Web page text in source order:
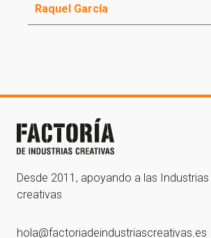
¡Gracias por
Raquel García
Desde 2011, apoyando a las
creativas
hola@factoriadeindustriascreativas.es